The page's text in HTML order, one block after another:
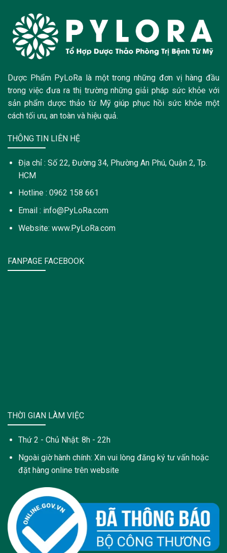
Dược Phẩm PyLoRa là một trong những đơn vị hàng đầu
trong việc đưa ra thị trường những giải pháp sức khỏe với
sản phẩm dược thảo từ Mỹ giúp phục hồi sức khỏe một
cách tối ưu, an toàn và hiệu quả.
THÔNG TIN LIÊN HỆ
Địa chỉ : Số 22, Đường 34, Phường An Phú, Quận 2, Tp.
HCM
Hotline : 0962 158 661
Email : info@PyLoRa.com
Website: www.PyLoRa.com
FANPAGE FACEBOOK
THỜI GIAN LÀM VIỆC
Thứ 2 - Chủ Nhật: 8h - 22h
Ngoài giờ hành chính: Xin vui lòng đăng ký tư vấn hoặc
đặt hàng online trên website